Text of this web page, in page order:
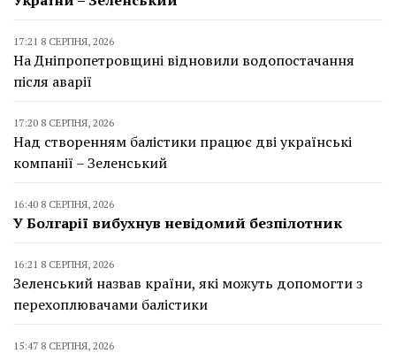
17:21 8 СЕРПНЯ, 2026
На Дніпропетровщині відновили водопостачання
після аварії
17:20 8 СЕРПНЯ, 2026
Над створенням балістики працює дві українські
компанії – Зеленський
16:40 8 СЕРПНЯ, 2026
У Болгарії вибухнув невідомий безпілотник
16:21 8 СЕРПНЯ, 2026
Зеленський назвав країни, які можуть допомогти з
перехоплювачами балістики
15:47 8 СЕРПНЯ, 2026